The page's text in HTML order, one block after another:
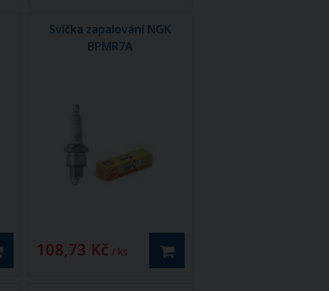
Svíčka zapalování NGK
BPMR7A
108,73 Kč / ks